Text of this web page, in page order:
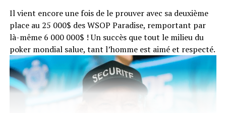
d’organiser cet événement au futur Club Casino
Partouche. »
Il vient encore une fois de le prouver avec sa deuxième
place au 25 000$ des WSOP Paradise, remportant par
là-même 6 000 000$ ! Un succès que tout le milieu du
poker mondial salue, tant l’homme est aimé et respecté.